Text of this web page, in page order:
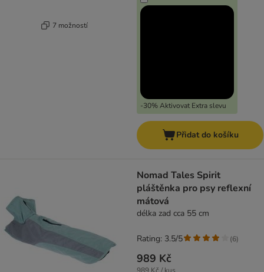
7 možností
-30% Aktivovat Extra slevu
Přidat do košíku
Nomad Tales Spirit
pláštěnka pro psy reflexní
mátová
délka zad cca 55 cm
989 Kč
Rating: 3.5/5 (6)